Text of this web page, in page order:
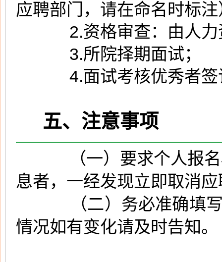
应聘部门，请在命名时标
2.资格审查：由人力资
3.所院择期面试；
4.面试考核优秀者签
五、注意事项
（一）要求个人报
息者，一经发现立即取消
（二）务必准确填
情况如有变化请及时告知。